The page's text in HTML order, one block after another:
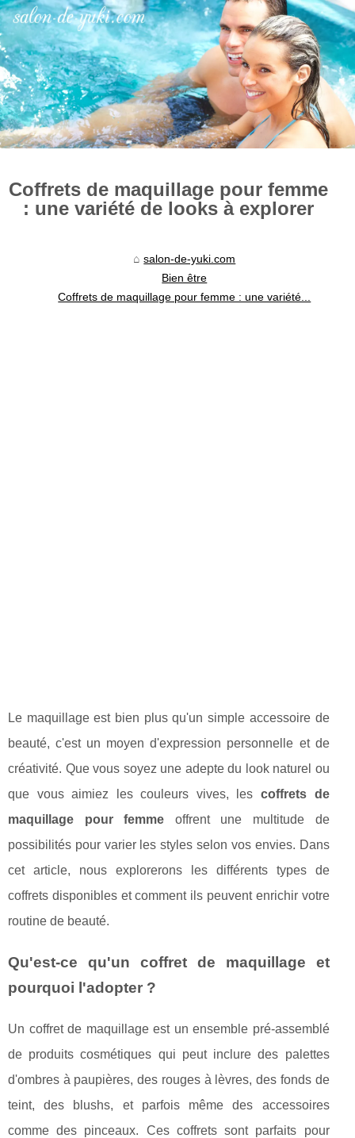
Coffrets de maquillage pour femme
: une variété de looks à explorer
salon-de-yuki.com
Bien être
Coffrets de maquillage pour femme : une variété...
Le maquillage est bien plus qu'un simple accessoire de
beauté, c'est un moyen d'expression personnelle et de
créativité. Que vous soyez une adepte du look naturel ou
que vous aimiez les couleurs vives, lescoffrets de
maquillage pour femme offrent une multitude de
possibilités pour varier les styles selon vos envies. Dans
cet article, nous explorerons les différents types de
coffrets disponibles et comment ils peuvent enrichir votre
routine de beauté.
Qu'est-ce qu'un coffret de maquillage et
pourquoi l'adopter ?
Un coffret de maquillage est un ensemble pré-assemblé
de produits cosmétiques qui peut inclure des palettes
d'ombres à paupières, des rouges à lèvres, des fonds de
teint, des blushs, et parfois même des accessoires
comme des pinceaux. Ces coffrets sont parfaits pour